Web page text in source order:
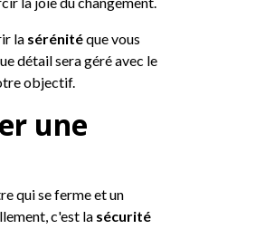
la sérénitéque vous
détail sera géré avec le
objectif.
une
qui se ferme et un
c'est la sécurité